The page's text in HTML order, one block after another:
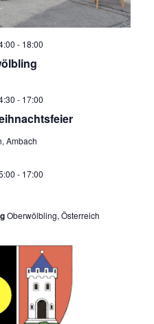
- 18:00
- 17:00
Ambach
- 17:00
Oberwölbling, Österreich